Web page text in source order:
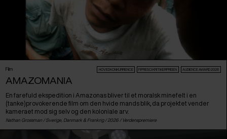
Film HOVEDKONKURRENCE FIPRESCI KRITIKERPRISEN AUDIENCE AWARD 2026
AMAZOMANIA
En farefuld ekspedition i Amazonas bliver til et moralsk minefelt i en
(tanke)provokerende film om den hvide mands blik, da projektet vender
kameraet mod sig selv og den koloniale arv.
Nathan Grossman / Sverige Danmark & Frankrig/ 2026 / Verdenspremiere